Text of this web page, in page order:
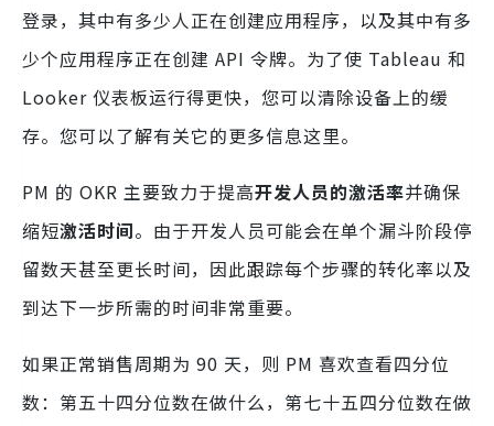
登录，其中有多少人正在创建应用程序，以及其中有多
少个应用程序正在创建 API 令牌。为了使 Tableau 和
Looker 仪表板运行得更快，您可以清除设备上的缓
存。您可以了解有关它的更多信息这里。
PM 的 OKR 主要致力于提高开发人员的激活率并确保
缩短激活时间。由于开发人员可能会在单个漏斗阶段停
留数天甚至更长时间，因此跟踪每个步骤的转化率以及
到达下一步所需的时间非常重要。
如果正常销售周期为 90 天，则 PM 喜欢查看四分位
数：第五十四分位数在做什么，第七十五四分位数在做